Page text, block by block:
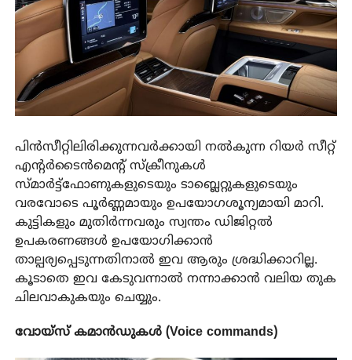
പിൻസീറ്റിലിരിക്കുന്നവർക്കായി നൽകുന്ന റിയർ സീറ്റ്
എന്റർടൈൻമെന്റ് സ്ക്രീനുകൾ
സ്മാർട്ട്ഫോണുകളുടെയും ടാബ്ലെറ്റുകളുടെയും
വരവോടെ പൂർണ്ണമായും ഉപയോഗശൂന്യമായി മാറി.
കുട്ടികളും മുതിർന്നവരും സ്വന്തം ഡിജിറ്റൽ
ഉപകരണങ്ങൾ ഉപയോഗിക്കാൻ
താല്പര്യപ്പെടുന്നതിനാൽ ഇവ ആരും ശ്രദ്ധിക്കാറില്ല.
കൂടാതെ ഇവ കേടുവന്നാൽ നന്നാക്കാൻ വലിയ തുക
ചിലവാകുകയും ചെയ്യും.
വോയ്സ് കമാൻഡുകൾ (Voice commands)